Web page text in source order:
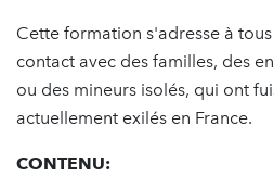
Cette formation s'adresse à
contact avec des familles, des
ou des mineurs isolés, qui ont
actuellement exilés en France.
CONTENU: